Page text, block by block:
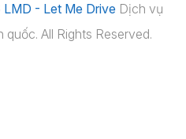
LMD - Let Me Drive Dịch vụ
All Rights Reserved.